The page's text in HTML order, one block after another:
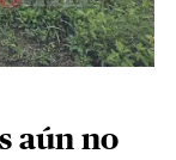
aún no